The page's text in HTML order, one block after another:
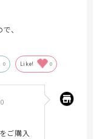
、
0 Like! 0
ご購入